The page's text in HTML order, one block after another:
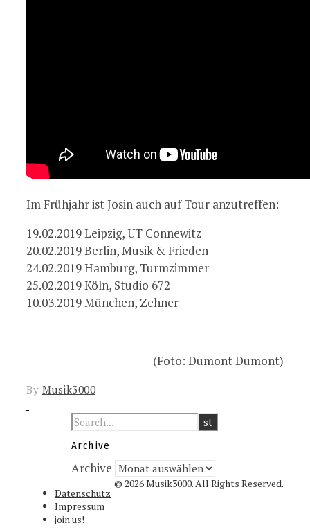
Im Frühjahr ist Josin auch auf Tour anzutreffen:
19.02.2019 Leipzig, UT Connewitz
20.02.2019 Berlin, Musik & Frieden
24.02.2019 Hamburg, Turmzimmer
25.02.2019 Köln, Studio 672
10.03.2019 München, Zehner
(Foto: Dumont Dumont)
By Musik3000
Archive
Archive
© 2026 Musik3000. All Rights Reserved.
Datenschutz
Impressum
join us!